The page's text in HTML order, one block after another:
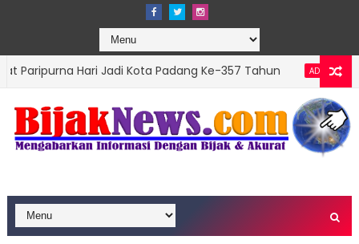
Hari Jadi Kota Padang Ke-357 Tahun ADVERTORIAL
DPRD